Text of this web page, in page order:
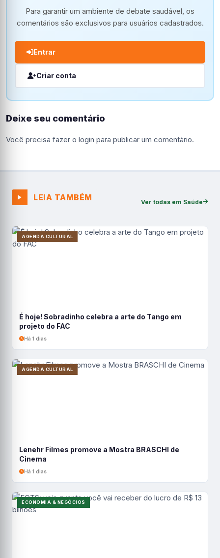
Para garantir um ambiente de debate saudável, os
comentários são exclusivos para usuários cadastrados.
Entrar
Criar conta
Deixe seu comentário
Você precisa fazer o login para publicar um comentário.
LEIA TAMBÉM Ver todas em Saúde
AGENDA CULTURAL
É hoje! Sobradinho celebra a arte do Tango em
projeto do FAC
Há 1 dias
AGENDA CULTURAL
Lenehr Filmes promove a Mostra BRASCHI de
Cinema
Há 1 dias
ECONOMIA & NEGÓCIOS